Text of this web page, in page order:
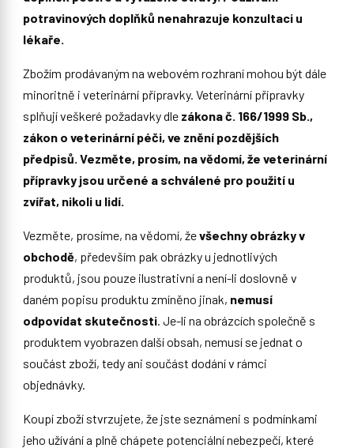
potravinových doplňků nenahrazuje konzultaci u
lékaře.
Zbožím prodávaným na webovém rozhraní mohou být dále
minoritně i veterinární přípravky. Veterinární přípravky
splňují veškeré požadavky dle zákona č. 166/1999 Sb.,
zákon o veterinární péči, ve znění pozdějších
předpisů. Vezměte, prosím, na vědomí, že veterinární
přípravky jsou určené a schválené pro použití u
zvířat, nikoli u lidí.
Vezměte, prosíme, na vědomí, ževšechny obrázky v
obchodě, především pak obrázky u jednotlivých
produktů, jsou pouze ilustrativní a není-li doslovně v
daném popisu produktu zmíněno jinak, nemusí
odpovídat skutečnosti. Je-li na obrázcích společně s
produktem vyobrazen další obsah, nemusí se jednat o
součást zboží, tedy ani součást dodání v rámci
objednávky.
Koupí zboží stvrzujete, že jste seznámeni s podmínkami
jeho užívání a plně chápete potenciální nebezpečí, které